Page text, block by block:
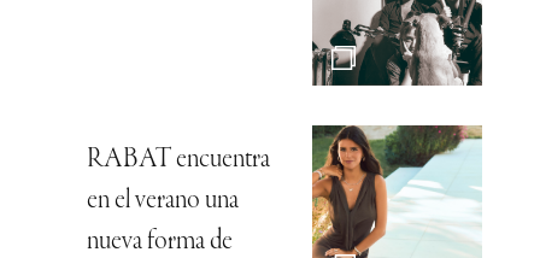
RABAT encuentra
en el verano una
nueva forma de